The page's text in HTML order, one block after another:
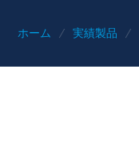
ホーム 実績製品